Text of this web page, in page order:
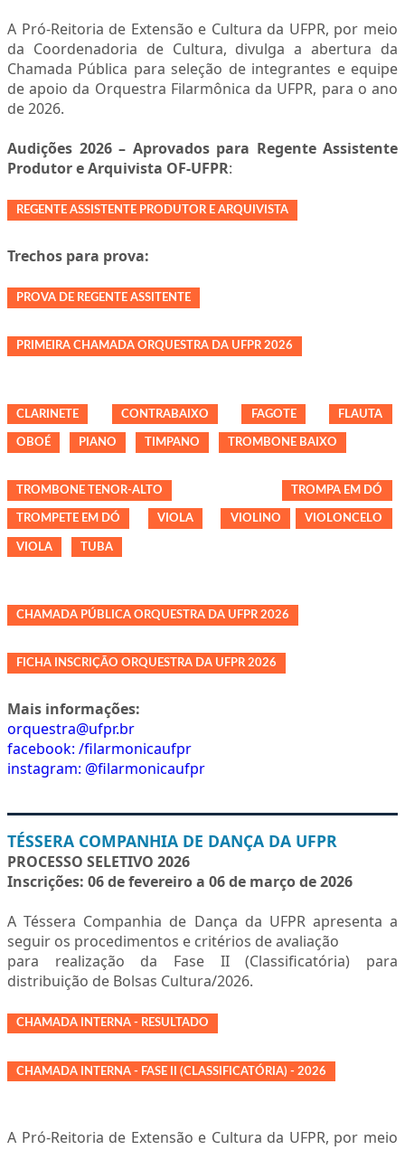
A Pró-Reitoria de Extensão e Cultura da UFPR, por meio
da Coordenadoria de Cultura, divulga a abertura da
Chamada Pública para seleção de integrantes e equipe
de apoio da Orquestra Filarmônica da UFPR, para o ano
de 2026.
Audições 2026 – Aprovados para Regente Assistente
Produtor e Arquivista OF-UFPR:
REGENTE ASSISTENTE PRODUTOR E ARQUIVISTA
Trechos para prova:
PROVA DE REGENTE ASSITENTE
PRIMEIRA CHAMADA ORQUESTRA DA UFPR 2026
CLARINETE CONTRABAIXO FAGOTE FLAUTA
OBOÉ PIANO TIMPANO TROMBONE BAIXO
TROMBONE TENOR-ALTO TROMPA EM DÓ
TROMPETE EM DÓ VIOLA VIOLINO VIOLONCELO
VIOLA TUBA
CHAMADA PÚBLICA ORQUESTRA DA UFPR 2026
FICHA INSCRIÇÃO ORQUESTRA DA UFPR 2026
Mais informações:
orquestra@ufpr.br
facebook: /filarmonicaufpr
instagram: @filarmonicaufpr
TÉSSERA COMPANHIA DE DANÇA DA UFPR
PROCESSO SELETIVO 2026
Inscrições: 06 de fevereiro a 06 de março de 2026
A Téssera Companhia de Dança da UFPR apresenta a
seguir os procedimentos e critérios de avaliação
para realização da Fase II (Classificatória) para
distribuição de Bolsas Cultura/2026.
CHAMADA INTERNA - RESULTADO
CHAMADA INTERNA - FASE II (CLASSIFICATÓRIA) - 2026
A Pró-Reitoria de Extensão e Cultura da UFPR, por meio